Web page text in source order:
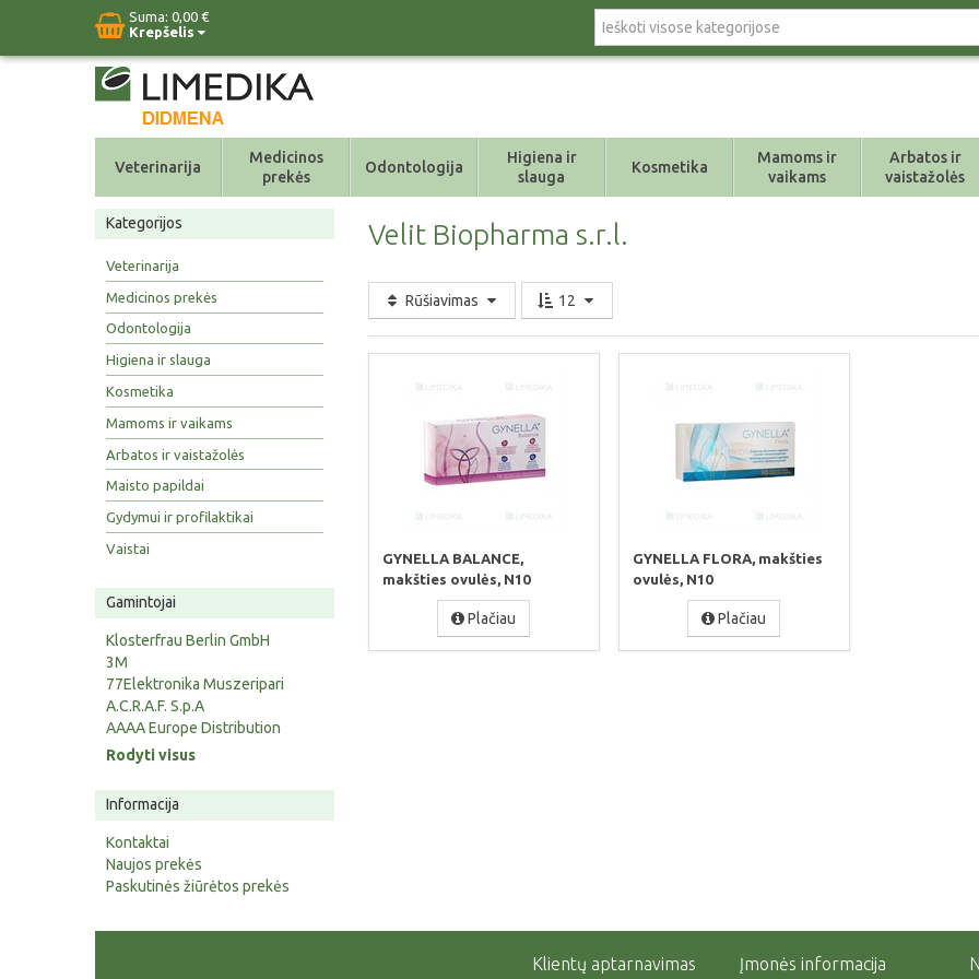
Suma: 0,00 €
Krepšelis
Veterinarija
Medicinos
prekės
Odontologija
Higiena ir
slauga
Kosmetika
Mamoms ir
vaikams
Arbatos ir
vaistažolės
Kategorijos
Veterinarija
Medicinos prekės
Odontologija
Higiena ir slauga
Kosmetika
Mamoms ir vaikams
Arbatos ir vaistažolės
Maisto papildai
Gydymui ir profilaktikai
Vaistai
Gamintojai
Klosterfrau Berlin GmbH
3M
77Elektronika Muszeripari
A.C.R.A.F. S.p.A
AAAA Europe Distribution
Rodyti visus
Informacija
Kontaktai
Naujos prekės
Paskutinės žiūrėtos prekės
Velit Biopharma s.r.l.
Rūšiavimas 12
GYNELLA BALANCE,
makšties ovulės, N10
Plačiau
GYNELLA FLORA, makšties
ovulės, N10
Plačiau
Klientų aptarnavimas Įmonės informacija